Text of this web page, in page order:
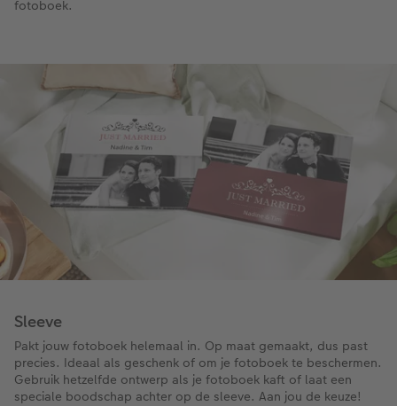
fotoboek.
Sleeve
Pakt jouw fotoboek helemaal in. Op maat gemaakt, dus past
precies. Ideaal als geschenk of om je fotoboek te beschermen.
Gebruik hetzelfde ontwerp als je fotoboek kaft of laat een
speciale boodschap achter op de sleeve. Aan jou de keuze!